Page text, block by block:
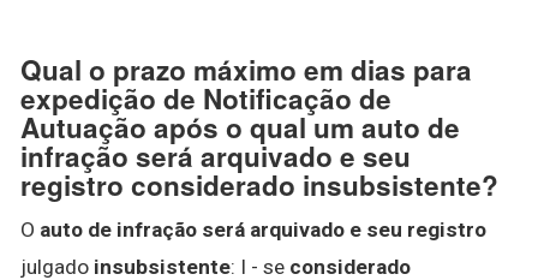
Qual o prazo máximo em dias para
expedição de Notificação de
Autuação após o qual um auto de
infração será arquivado e seu
registro considerado insubsistente?
O auto de infração será arquivado e seu registro
julgado insubsistente: I - se considerado